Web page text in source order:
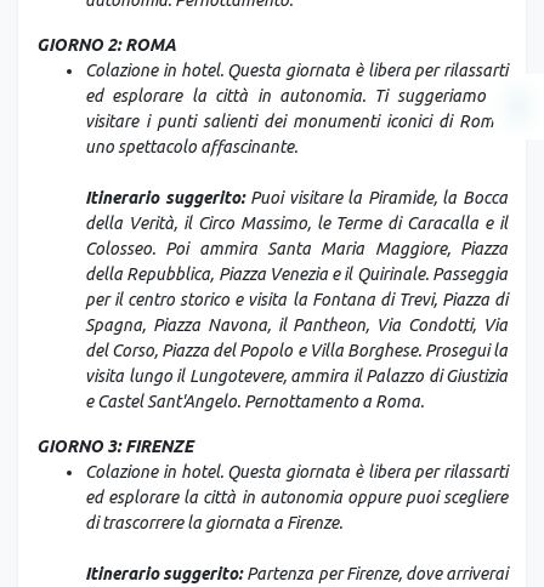
GIORNO 2: ROMA
Colazione in hotel. Questa giornata è libera per rilassarti
ed esplorare la città in autonomia. Ti suggeriamo di
visitare i punti salienti dei monumenti iconici di Roma,
uno spettacolo affascinante.
Itinerario suggerito:Puoi visitare la Piramide, la Bocca
della Verità, il Circo Massimo, le Terme di Caracalla e il
Colosseo. Poi ammira Santa Maria Maggiore, Piazza
della Repubblica, Piazza Venezia e il Quirinale. Passeggia
per il centro storico e visita la Fontana di Trevi, Piazza di
Spagna, Piazza Navona, il Pantheon, Via Condotti, Via
del Corso, Piazza del Popolo e Villa Borghese. Prosegui la
visita lungo il Lungotevere, ammira il Palazzo di Giustizia
e Castel Sant'Angelo. Pernottamento a Roma.
GIORNO 3: FIRENZE
Colazione in hotel. Questa giornata è libera per rilassarti
ed esplorare la città in autonomia oppure puoi scegliere
di trascorrere la giornata a Firenze.
Itinerario suggerito:Partenza per Firenze, dove arriverai